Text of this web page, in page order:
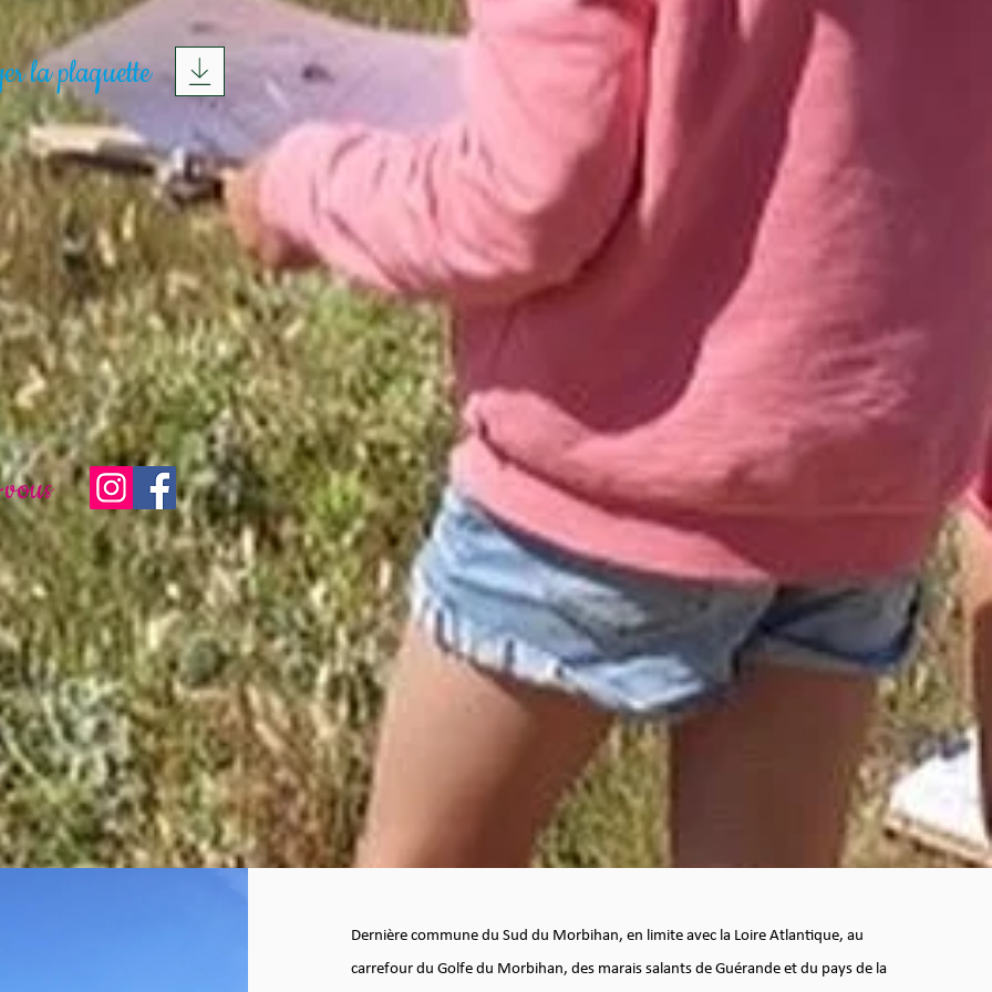
la plaquette
Dernière commune du Sud du Morbihan, en limite avec la Loire Atlantique, au
carrefour du Golfe du Morbihan, des marais salants de Guérande et du pays de la